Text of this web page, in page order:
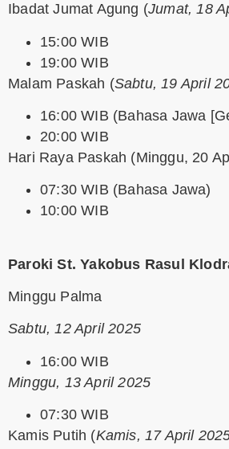
Ibadat Jumat Agung (Jumat, 18
15:00 WIB
19:00 WIB
Malam Paskah (Sabtu, 19 April
16:00 WIB (Bahasa Jawa
20:00 WIB
Hari Raya Paskah (Minggu, 20
07:30 WIB (Bahasa Jawa)
10:00 WIB
Paroki St. Yakobus Rasul
Minggu Palma
Sabtu, 12 April 2025
16:00 WIB
Minggu, 13 April 2025
07:30 WIB
Kamis Putih (Kamis, 17 April